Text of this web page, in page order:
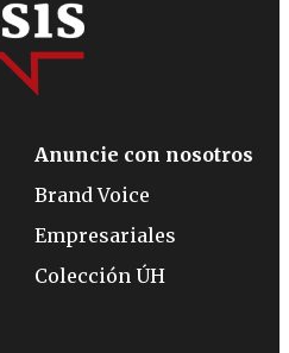
Anuncie con nosotros
Brand Voice
Empresariales
Colección ÚH